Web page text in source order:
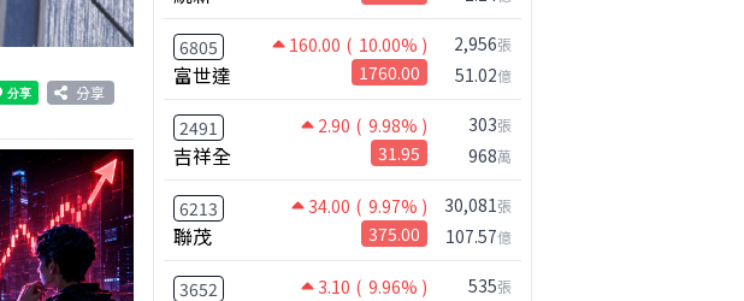
分享
6805 160.00 ( 10.00% )
富世達 1760.00
2,956張
51.02億
2491 2.90 ( 9.98% )
吉祥全 31.95
303張
968萬
6213 34.00 ( 9.97% )
聯茂 375.00
30,081張
107.57億
3652 3.10 ( 9.96% ) 535張